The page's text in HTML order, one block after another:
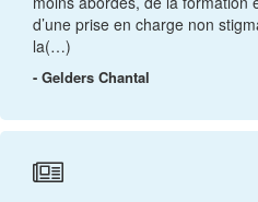
d’une prise en charge non
la(…)
- Gelders Chantal